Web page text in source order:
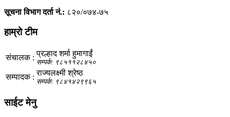
सूचना विभाग दर्ता नं.: ८२०/०७४-७५
हाम्रो टीम
संचालक : प्रल्हाद शर्मा हुमागाईं
सम्पर्क: ९८५११२८४५०
सम्पादक : राज्यलक्ष्मी श्रेष्ठ
सम्पर्क: ९८४१४२९९६५
साईट मेनु